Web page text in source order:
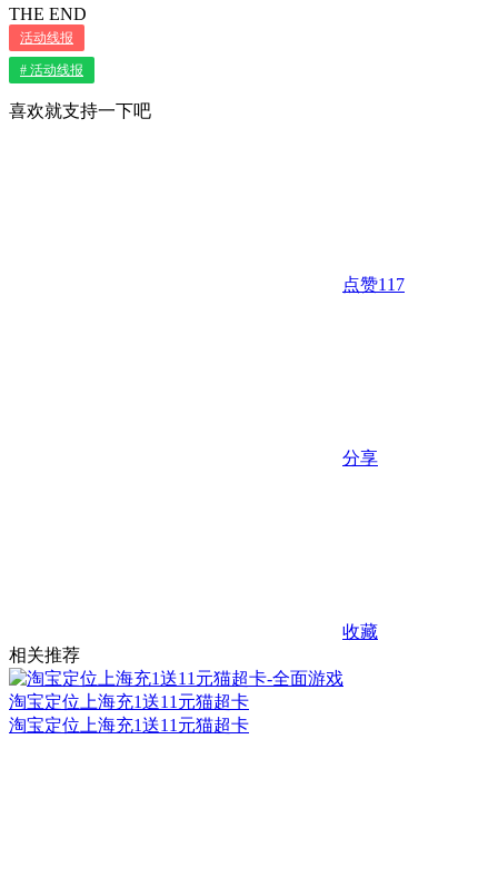
THE END
活动线报
# 活动线报
喜欢就支持一下吧
点赞117
分享
收藏
相关推荐
淘宝定位上海充1送11元猫超卡
淘宝定位上海充1送11元猫超卡